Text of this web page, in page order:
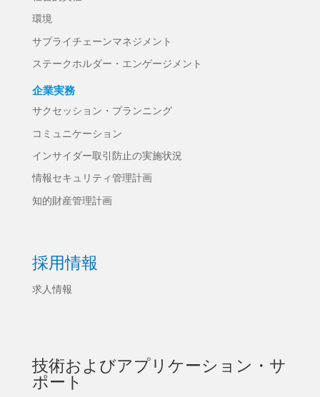
環境
サプライチェーンマネジメント
ステークホルダー・エンゲージメント
企業実務
サクセッション・プランニング
コミュニケーション
インサイダー取引防止の実施状況
情報セキュリティ管理計画
知的財産管理計画
採用情報
求人情報
技術およびアプリケーション・サ
ポート